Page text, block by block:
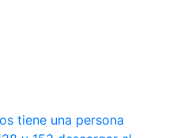
tiene una persona